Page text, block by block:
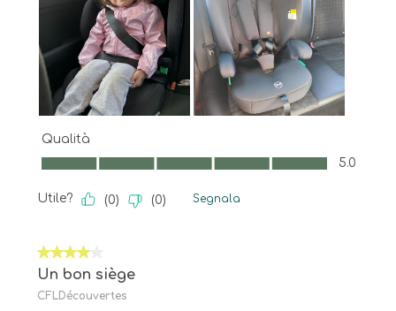
Qualità
Qualità, 5.0 su 5
5.0
Utile? (0) (0) Segnala
4 su 5 stelle.
Un bon siège
CFLDécouvertes